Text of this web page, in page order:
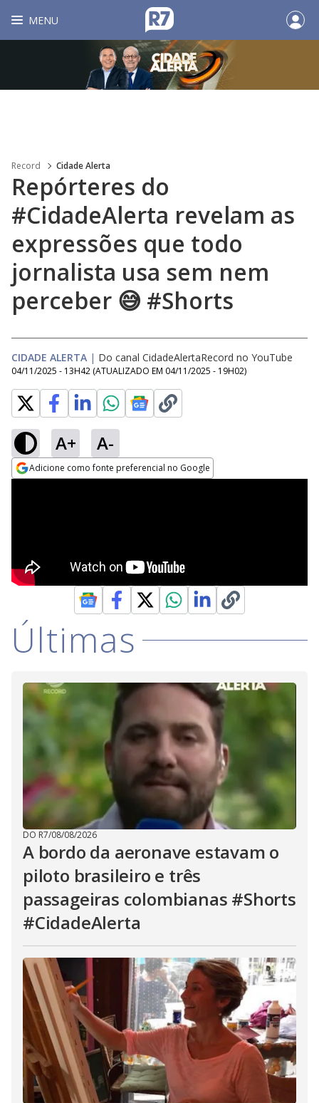
MENU
Record Cidade Alerta
Repórteres do
#CidadeAlerta revelam as
expressões que todo
jornalista usa sem nem
perceber 😅 #Shorts
CIDADE ALERTA | Do canal CidadeAlertaRecord no YouTube
04/11/2025 - 13H42 (ATUALIZADO EM 04/11/2025 - 19H02)
A+ A-
Adicione como fonte preferencial no Google
Últimas
DO R7/08/08/2026
A bordo da aeronave estavam o
piloto brasileiro e três
passageiras colombianas #Shorts
#CidadeAlerta